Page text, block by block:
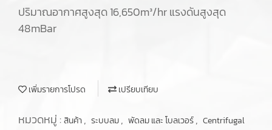
ปริมาณอากาศสูงสุด 16,650m³/hr แรงดันสูงสุด
48mBar
เพิ่มรายการโปรด เปรียบเทียบ
หมวดหมู่ :สินค้า, ระบบลม, พัดลม และ โบลเวอร์, Centrifugal